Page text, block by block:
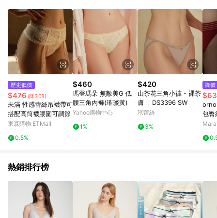
3. 訂單回饋金額將扣除運費/購物金/超贈點/福利金/紅利折抵/折
價券等虛擬貨幣折抵 4. 大宗採購或批發轉賣不具回饋資格： 如
有相關事證認定您為大宗採購、批發轉賣而非最終消費使用者，
相關認定以Yahoo購物中心之認定為準
歷史低價
$476 (降$68)
未滿 性感蕾絲吊襪帶可
搭配高筒襪腰圍可調節
東森購物 ETMall
0.5%
$460
瑪登瑪朵 無敵美G 低
腰三角內褲(璀璨黃)
Yahoo購物中心
1%
$420
山茶花三角小褲 - 裸茶
膚 ｜DS3396 SW
玳蕾綺
3%
降價
包臀
親
熱銷排行榜